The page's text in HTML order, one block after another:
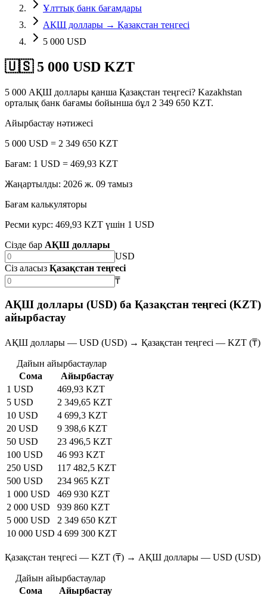
Ұлттық банк бағамдары
АҚШ доллары → Қазақстан теңгесі
5 000 USD
🇺🇸 5 000 USD KZT
5 000 АҚШ доллары қанша Қазақстан теңгесі? Kazakhstan
орталық банк бағамы бойынша бұл 2 349 650 KZT.
Айырбастау нәтижесі
5 000 USD = 2 349 650 KZT
Бағам: 1 USD = 469,93 KZT
Жаңартылды: 2026 ж. 09 тамыз
Бағам калькуляторы
Ресми курс: 469,93 KZT үшін 1 USD
Сізде бар АҚШ доллары
USD
Сіз аласыз Қазақстан теңгесі
₸
АҚШ доллары (USD) ба Қазақстан теңгесі (KZT)
айырбастау
АҚШ доллары — USD (USD) → Қазақстан теңгесі — KZT (₸)
Дайын айырбастаулар
Сома
Айырбастау
1 USD
469,93 KZT
5 USD
2 349,65 KZT
10 USD
4 699,3 KZT
20 USD
9 398,6 KZT
50 USD
23 496,5 KZT
100 USD
46 993 KZT
250 USD
117 482,5 KZT
500 USD
234 965 KZT
1 000 USD
469 930 KZT
2 000 USD
939 860 KZT
5 000 USD
2 349 650 KZT
10 000 USD 4 699 300 KZT
Қазақстан теңгесі — KZT (₸) → АҚШ доллары — USD (USD)
Дайын айырбастаулар
Сома
Айырбастау